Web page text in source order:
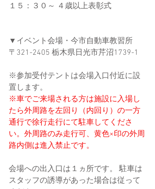
１５：３０～ ４歳以上表彰式
▼イベント会場・今市自動車教習所
〒321-2405 栃木県日光市芹沼1739-1
※参加受付テントは会場入口付近に設
置します。
※車でご来場される方は施設に入場し
たら外周路を左回り（内回り）の一方
通行で徐行走行にて駐車してくださ
い。外周路のみ走行可、黄色×印の外周
路内側は進入禁止です。
会場への出入口は１ヵ所です。 駐車は
スタッフの誘導があった場合は従って